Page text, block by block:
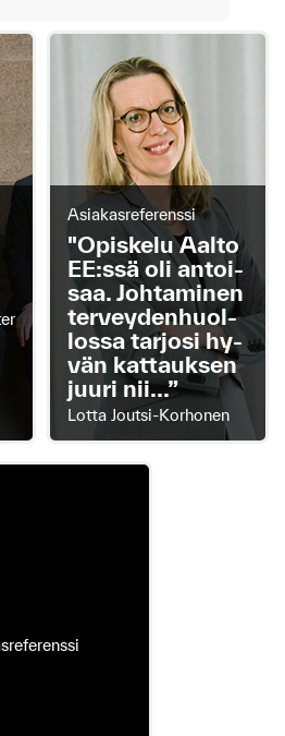
Asiakasreferenssi
"Opis­ke­lu Aal­to
EE:ssä oli an­toi­
saa. Joh­ta­mi­nen
ter­vey­den­huol­
los­sa tar­jo­si hy­
vän kat­tauk­sen
juu­ri nii...”
Lotta Joutsi-Korhonen